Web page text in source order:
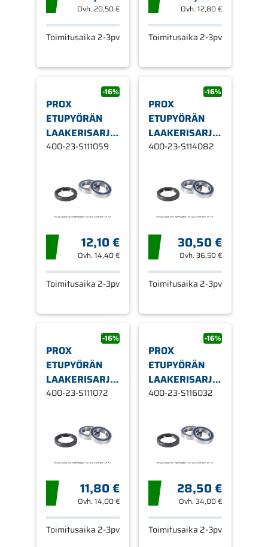
Ovh. 20,50 €
Toimitusaika 2-3pv
Ovh.12,80 €
Toimitusaika 2-3pv
-16%
PROX
ETUPYÖRÄN
LAAKERISARJA
PW50 '81-08
400-23-S111059
12,10 €
Ovh. 14,40 €
Toimitusaika 2-3pv
-16%
PROX
ETUPYÖRÄN
LAAKERISARJA
RM-Z450 '05-
400-23-S114082
30,50 €
Ovh.36,50 €
Toimitusaika 2-3pv
-16%
PROX
ETUPYÖRÄN
LAAKERISARJA
RM80/85 '90-
400-23-S111072
11,80 €
Ovh. 14,00 €
Toimitusaika 2-3pv
-16%
PROX
ETUPYÖRÄN
LAAKERISARJA
WR250F/400F/
400-23-S116032
28,50 €
Ovh.34,00 €
Toimitusaika 2-3pv